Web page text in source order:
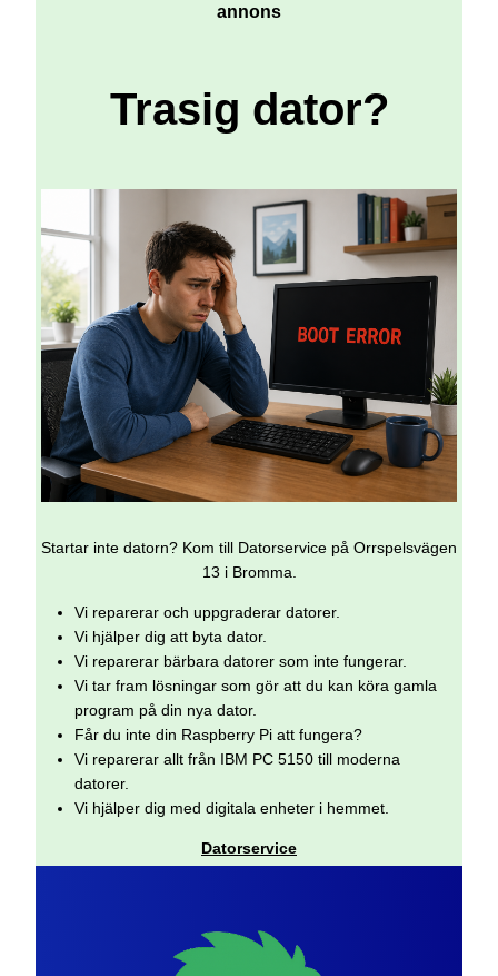
annons
Trasig dator?
Startar inte datorn? Kom till Datorservice på Orrspelsvägen
13 i Bromma.
Vi reparerar och uppgraderar datorer.
Vi hjälper dig att byta dator.
Vi reparerar bärbara datorer som inte fungerar.
Vi tar fram lösningar som gör att du kan köra gamla
program på din nya dator.
Får du inte din Raspberry Pi att fungera?
Vi reparerar allt från IBM PC 5150 till moderna
datorer.
Vi hjälper dig med digitala enheter i hemmet.
Datorservice